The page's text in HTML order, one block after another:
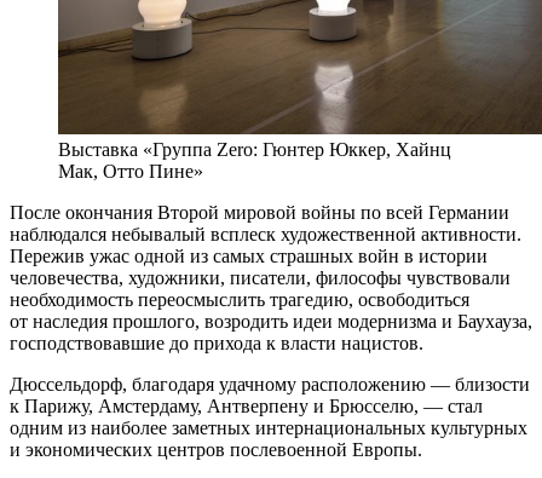
Выставка «Группа Zero: Гюнтер Юккер, Хайнц
Мак, Отто Пине»
После окончания Второй мировой войны по всей Германии
наблюдался небывалый всплеск художественной активности.
Пережив ужас одной из самых страшных войн в истории
человечества, художники, писатели, философы чувствовали
необходимость переосмыслить трагедию, освободиться
от наследия прошлого, возродить идеи модернизма и Баухауза,
господствовавшие до прихода к власти нацистов.
Дюссельдорф, благодаря удачному расположению — близости
к Парижу, Амстердаму, Антверпену и Брюсселю, — стал
одним из наиболее заметных интернациональных культурных
и экономических центров послевоенной Европы.